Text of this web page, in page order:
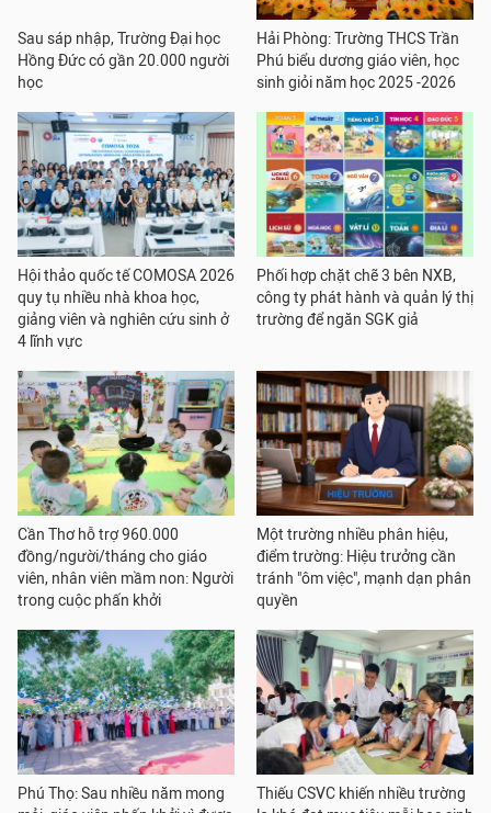
Sau sáp nhập, Trường Đại học
Hồng Đức có gần 20.000 người
học
Hải Phòng: Trường THCS Trần
Phú biểu dương giáo viên, học
sinh giỏi năm học 2025 -2026
Hội thảo quốc tế COMOSA 2026
quy tụ nhiều nhà khoa học,
giảng viên và nghiên cứu sinh ở
4 lĩnh vực
Phối hợp chặt chẽ 3 bên NXB,
công ty phát hành và quản lý thị
trường để ngăn SGK giả
Cần Thơ hỗ trợ 960.000
đồng/người/tháng cho giáo
viên, nhân viên mầm non: Người
trong cuộc phấn khởi
Một trường nhiều phân hiệu,
điểm trường: Hiệu trưởng cần
tránh "ôm việc", mạnh dạn phân
quyền
Phú Thọ: Sau nhiều năm mong
Thiếu CSVC khiến nhiều trường